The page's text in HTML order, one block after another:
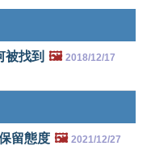
被找到 🖼️ 2018/12/17
留態度 🖼️ 2021/12/27